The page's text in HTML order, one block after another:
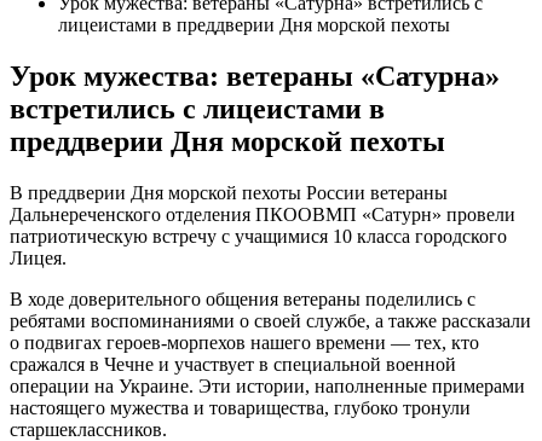
лицеистами в преддверии Дня морской пехоты
Урок мужества: ветераны «Сатурна»
встретились с лицеистами в
преддверии Дня морской пехоты
В преддверии Дня морской пехоты России ветераны
Дальнереченского отделения ПКООВМП «Сатурн» провели
патриотическую встречу с учащимися 10 класса городского
Лицея.
В ходе доверительного общения ветераны поделились с
ребятами воспоминаниями о своей службе, а также рассказали
о подвигах героев-морпехов нашего времени — тех, кто
сражался в Чечне и участвует в специальной военной
операции на Украине. Эти истории, наполненные примерами
настоящего мужества и товарищества, глубоко тронули
старшеклассников.